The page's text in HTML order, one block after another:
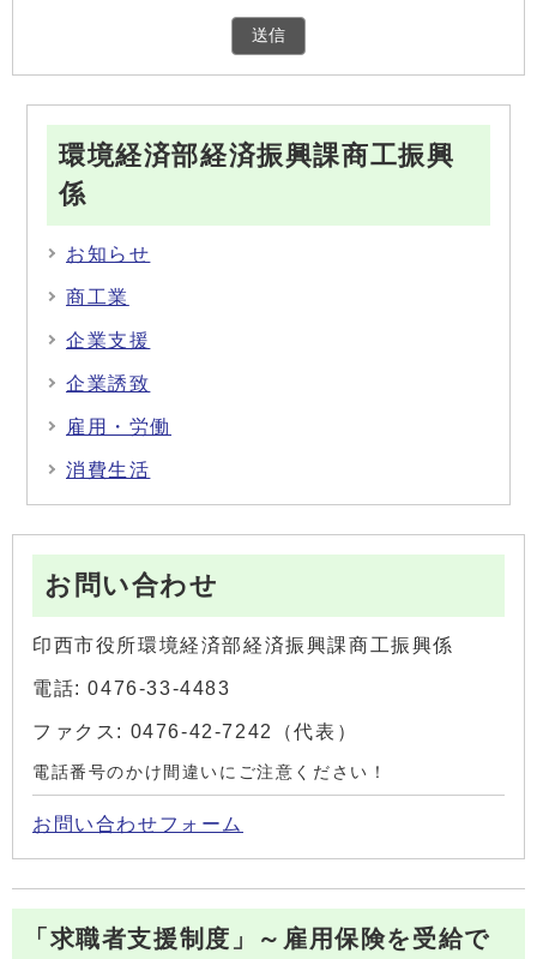
環境経済部経済振興課商工振興
係
お知らせ
商工業
企業支援
企業誘致
雇用・労働
消費生活
お問い合わせ
印西市役所環境経済部経済振興課商工振興係
電話: 0476-33-4483
ファクス: 0476-42-7242（代表）
電話番号のかけ間違いにご注意ください！
お問い合わせフォーム
「求職者支援制度」～雇用保険を受給で